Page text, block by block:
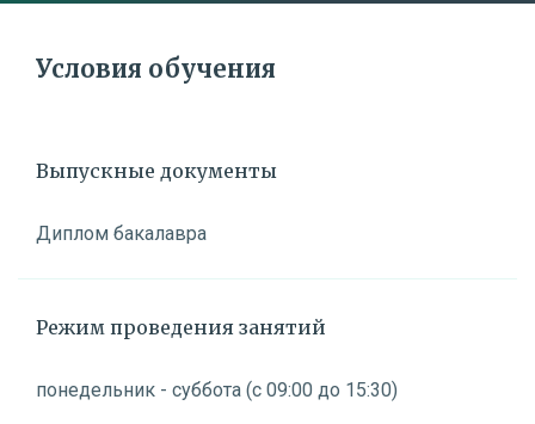
Условия обучения
Выпускные документы
Диплом бакалавра
Режим проведения занятий
понедельник - суббота (с 09:00 до 15:30)